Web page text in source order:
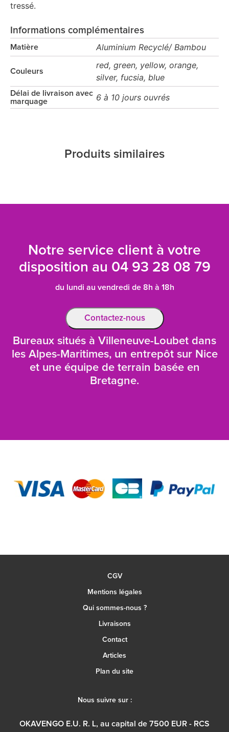
tressé.
Informations complémentaires
Matière Aluminium Recyclé/ Bambou
Couleurs
red, green, yellow, orange,
silver, fucsia, blue
Délai de livraison avec
marquage
6 à 10 jours ouvrés
Produits similaires
Notre service client à votre
disposition au 04 93 28 08 79
du lundi au vendredi de 8h à 18h
Contactez-nous
Bureaux situés à Villeneuve-Loubet dans
les Alpes-Maritimes, un entrepôt sur Nice
et une équipe de terrain basée en
Bretagne.
CGV
Mentions légales
Qui sommes-nous ?
Livraisons
Contact
Articles
Plan du site
Nous suivre sur :
OKAVENGO E.U. R. L, au capital de 7500 EUR - RCS